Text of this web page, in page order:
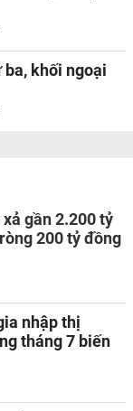
khối ngoại
gần 2.200 tỷ
200 tỷ đồng
nhập thị
tháng 7 biến